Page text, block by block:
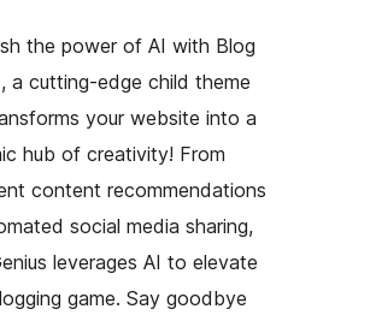
the power of AI with Blog
a cutting-edge child theme
your website into a
hub of creativity! From
content recommendations
social media sharing,
leverages AI to elevate
game. Say goodbye